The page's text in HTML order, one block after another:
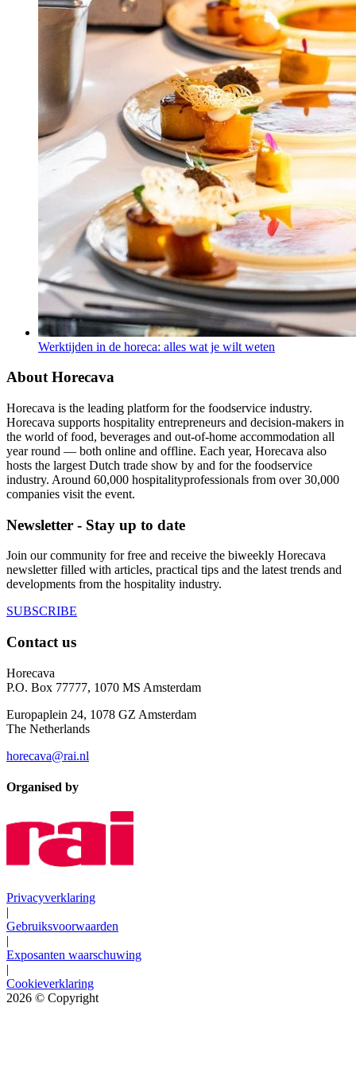
Werktijden in de horeca: alles wat je wilt weten
About Horecava
Horecava is the leading platform for the foodservice industry.
Horecava supports hospitality entrepreneurs and decision-makers in
the world of food, beverages and out-of-home accommodation all
year round — both online and offline. Each year, Horecava also
hosts the largest Dutch trade show by and for the foodservice
industry. Around 60,000 hospitalityprofessionals from over 30,000
companies visit the event.
Newsletter - Stay up to date
Join our community for free and receive the biweekly Horecava
newsletter filled with articles, practical tips and the latest trends and
developments from the hospitality industry.
SUBSCRIBE
Contact us
Horecava
P.O. Box 77777, 1070 MS Amsterdam
Europaplein 24, 1078 GZ Amsterdam
The Netherlands
horecava@rai.nl
Organised by
Privacyverklaring
|
Gebruiksvoorwaarden
|
Exposanten waarschuwing
|
Cookieverklaring
2026 © Copyright